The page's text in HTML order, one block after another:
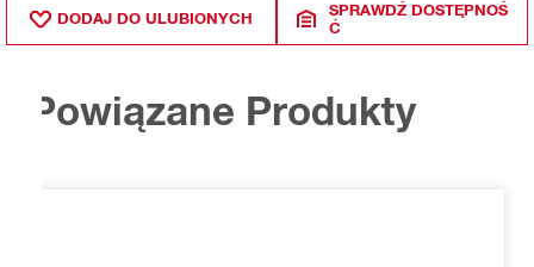
DODAJ DO ULUBIONYCH
SPRAWDŹ DOSTĘPNOŚ
Ć
Powiązane Produkty